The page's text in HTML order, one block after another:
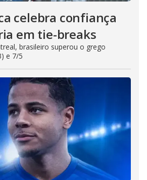
celebra confiança
em tie-breaks
brasileiro superou o grego
e 7/5